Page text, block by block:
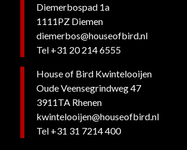
Diemerbospad 1a
1111PZ Diemen
diemerbos@houseofbird.nl
Tel +31 20 214 6555
House of Bird Kwintelooijen
Oude Veensegrindweg 47
3911TA Rhenen
kwintelooijen@houseofbird.nl
Tel +31 31 7214 400